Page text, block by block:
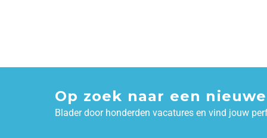
Op zoek naar een
Blader door honderden vacatures en vind jouw